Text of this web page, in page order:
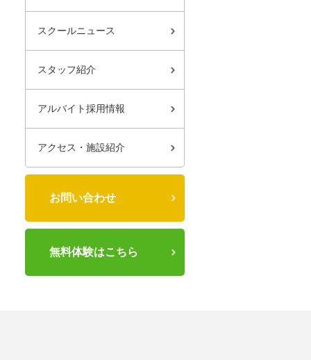
スクールニュース
スタッフ紹介
アルバイト採用情報
アクセス・施設紹介
お問い合わせ
無料体験はこちら